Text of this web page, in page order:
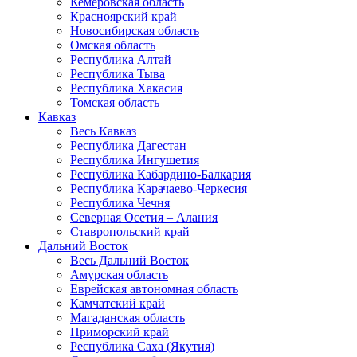
Красноярский край
Новосибирская область
Омская область
Республика Алтай
Республика Тыва
Республика Хакасия
Томская область
Кавказ
Весь Кавказ
Республика Дагестан
Республика Ингушетия
Республика Кабардино-Балкария
Республика Карачаево-Черкесия
Республика Чечня
Северная Осетия – Алания
Ставропольский край
Дальний Восток
Весь Дальний Восток
Амурская область
Еврейская автономная область
Камчатский край
Магаданская область
Приморский край
Республика Саха (Якутия)